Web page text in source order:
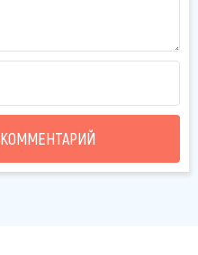
и полотенце